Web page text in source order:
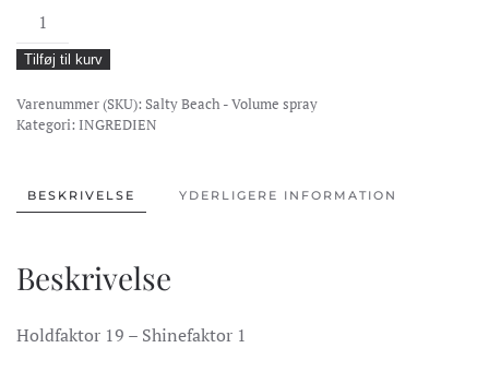
Salty
Beach
-
Volume
spray
Tilføj til kurv
Varenummer (SKU): Salty Beach - Volume spray
Kategori: INGREDIEN
BESKRIVELSE YDERLIGERE INFORMATION
Beskrivelse
Holdfaktor 19 – Shinefaktor 1